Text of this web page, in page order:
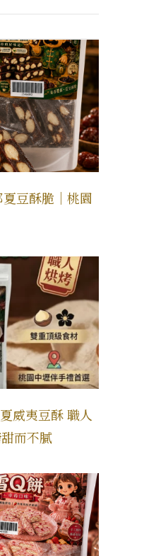
豆酥脆｜桃園
威夷豆酥 職人
而不膩